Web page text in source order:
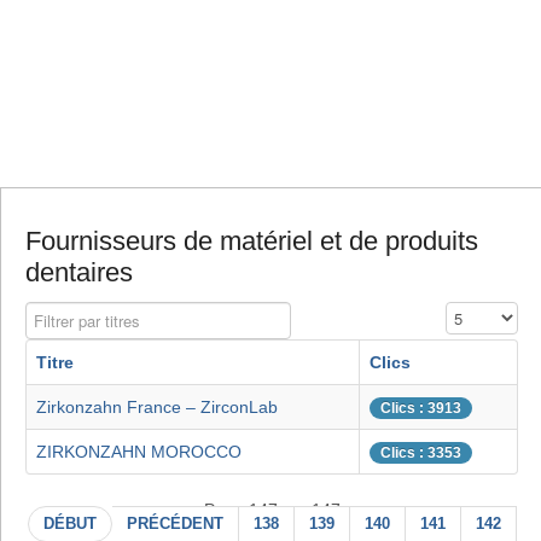
Fournisseurs de matériel et de produits
dentaires
Filtrer par titres Affichage #
Titre Clics
Zirkonzahn France – ZirconLab Clics : 3913
ZIRKONZAHN MOROCCO Clics : 3353
Page 147 sur 147
DÉBUT PRÉCÉDENT 138 139 140 141 142